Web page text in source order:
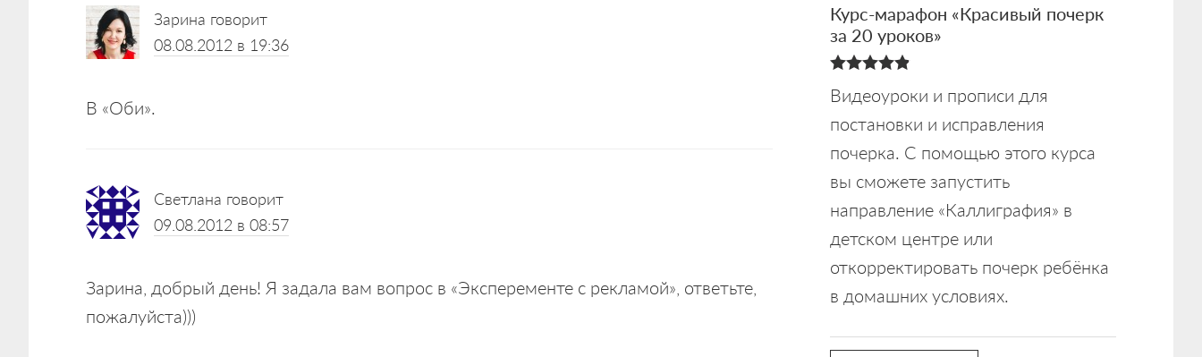
Зарина говорит
08.08.2012 в 19:36
В «Оби».
Светлана говорит
09.08.2012 в 08:57
Зарина, добрый день! Я задала вам вопрос в «Эксперементе с рекламой», ответьте,
пожалуйста)))
Курс-марафон «Красивый почерк
за 20 уроков»
из 5
Видеоуроки и прописи для
постановки и исправления
почерка. С помощью этого курса
вы сможете запустить
направление «Каллиграфия» в
детском центре или
откорректировать почерк ребёнка
в домашних условиях.